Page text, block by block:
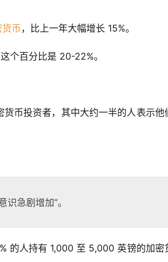
币，比上一年大幅增长 15%。
个百分比是 20-22%。
币投资者，其中大约一半的人表示他
急剧增加”。
的人持有 1,000 至 5,000 英镑的加密